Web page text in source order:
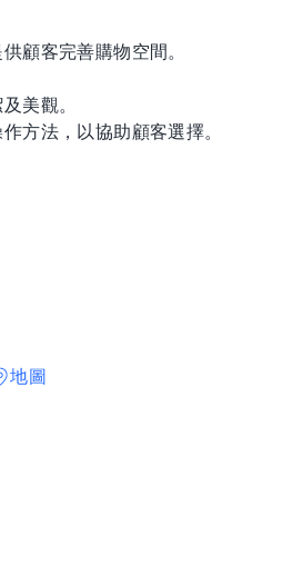
顧客完善購物空間。
美觀。
方法，以協助顧客選擇。
地圖